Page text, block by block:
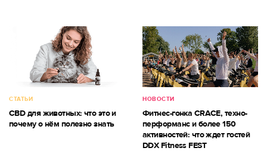
СТАТЬИ
CBD для животных: что это и
почему о нём полезно знать
НОВОСТИ
Фитнес-гонка CRACE, техно-
перформанс и более 150
активностей: что ждет гостей
DDX Fitness FEST